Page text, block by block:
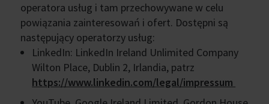
operatora usług i tam przechowywane w celu
powiązania zainteresowań i ofert. Dostępni są
następujący operatorzy usług:
LinkedIn: LinkedIn Ireland Unlimited Company
Wilton Place, Dublin 2, Irlandia, patrz
https://www.linkedin.com/legal/impressum